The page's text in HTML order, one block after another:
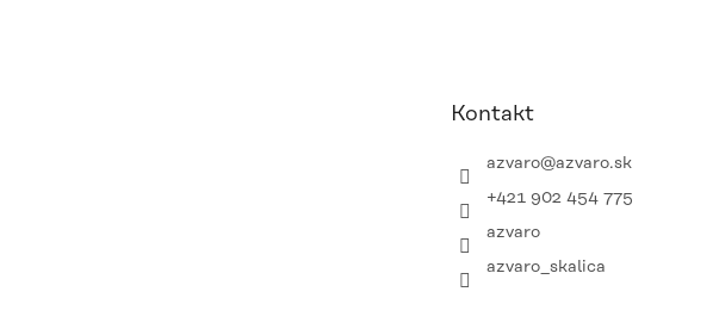
Kontakt
azvaro@azvaro.sk
+421 902 454 775
azvaro
azvaro_skalica